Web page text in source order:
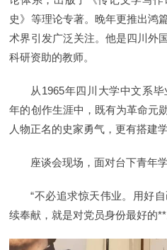
史》等理论专著。晚年更推出鸿
术界引发广泛关注。他是四川外
科研资助的教师。
从1965年四川大学中文系
年的创作生涯中，既有为革命元
人物正名的史家勇气，更有搭建
座谈会现场，面对台下青年
“不必追求惊天伟业。用好
续奉献，就是对党员身份最好的**